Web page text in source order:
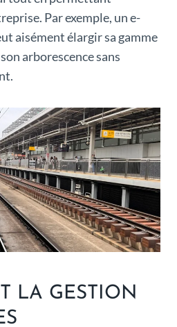
Par exemple, un e-
aisément élargir sa gamme
arborescence sans
LA GESTION